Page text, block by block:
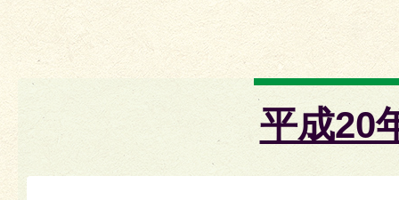
平成20